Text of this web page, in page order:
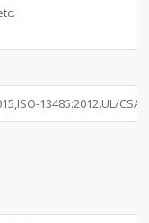
13485:2012.UL/CSA